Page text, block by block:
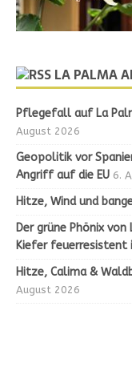
LA PALMA
Pflegefall auf La
August 2026
Geopolitik vor
Angriff auf die EU 6.
Hitze, Wind und
Der grüne Phönix
Kiefer feuerresistent
Hitze, Calima &
August 2026